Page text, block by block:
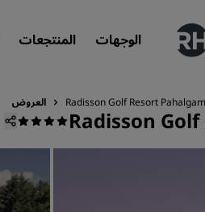
الوجهات المنتجعات
Radisson Golf Resort Pahalgam العروض
Radisson